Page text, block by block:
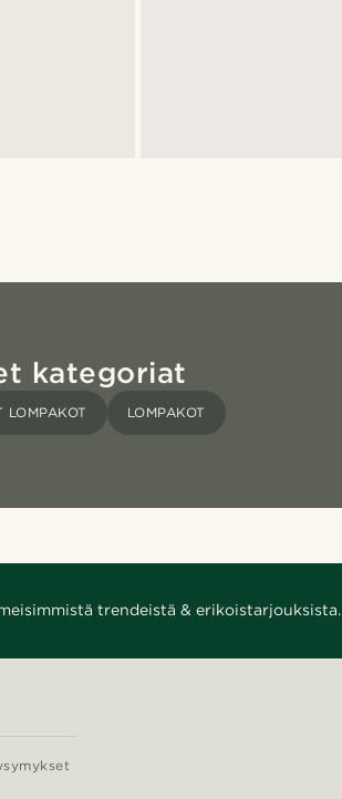
kategoriat
LOMPAKOT LOMPAKOT
trendeistä & erikoistarjouksista.